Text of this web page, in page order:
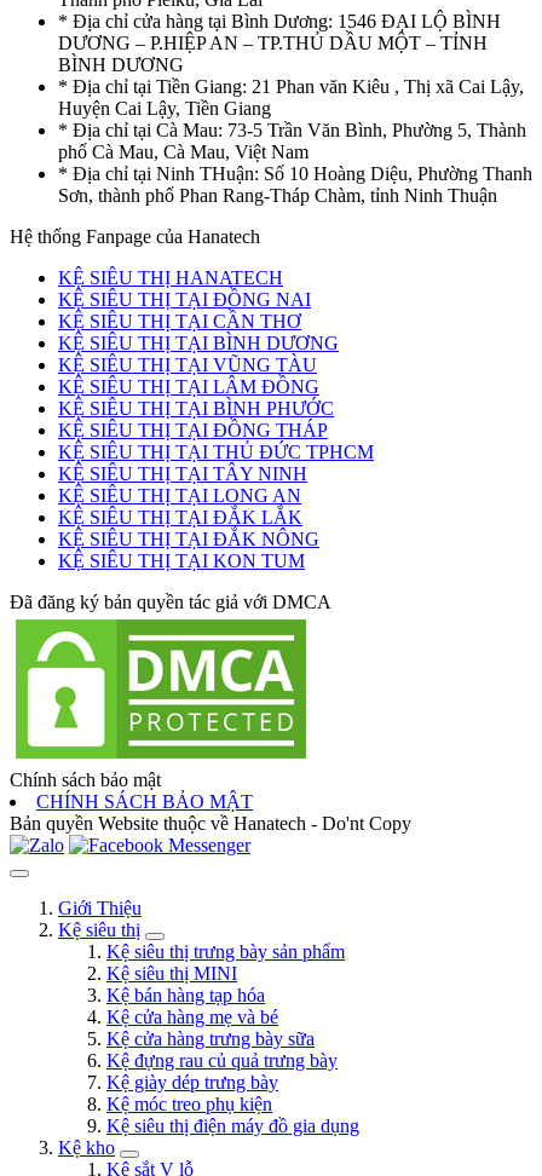
* Địa chỉ cửa hàng tại Bình Dương: 1546 ĐẠI LỘ BÌNH
DƯƠNG – P.HIỆP AN – TP.THỦ DẦU MỘT – TỈNH
BÌNH DƯƠNG
* Địa chỉ tại Tiền Giang: 21 Phan văn Kiêu , Thị xã Cai Lậy,
Huyện Cai Lậy, Tiền Giang
* Địa chỉ tại Cà Mau: 73-5 Trần Văn Bình, Phường 5, Thành
phố Cà Mau, Cà Mau, Việt Nam
* Địa chỉ tại Ninh THuận: Số 10 Hoàng Diệu, Phường Thanh
Sơn, thành phố Phan Rang-Tháp Chàm, tỉnh Ninh Thuận
Hệ thống Fanpage của Hanatech
KỆ SIÊU THỊ HANATECH
KỆ SIÊU THỊ TẠI ĐỒNG NAI
KỆ SIÊU THỊ TẠI CẦN THƠ
KỆ SIÊU THỊ TẠI BÌNH DƯƠNG
KỆ SIÊU THỊ TẠI VŨNG TÀU
KỆ SIÊU THỊ TẠI LÂM ĐỒNG
KỆ SIÊU THỊ TẠI BÌNH PHƯỚC
KỆ SIÊU THỊ TẠI ĐỒNG THÁP
KỆ SIÊU THỊ TẠI THỦ ĐỨC TPHCM
KỆ SIÊU THỊ TẠI TÂY NINH
KỆ SIÊU THỊ TẠI LONG AN
KỆ SIÊU THỊ TẠI ĐẮK LẮK
KỆ SIÊU THỊ TẠI ĐẮK NÔNG
KỆ SIÊU THỊ TẠI KON TUM
Đã đăng ký bản quyền tác giả với DMCA
Chính sách bảo mật
CHÍNH SÁCH BẢO MẬT
Bản quyền Website thuộc về Hanatech - Do'nt Copy
Giới Thiệu
Kệ siêu thị
Kệ siêu thị trưng bày sản phẩm
Kệ siêu thị MINI
Kệ bán hàng tạp hóa
Kệ cửa hàng mẹ và bé
Kệ cửa hàng trưng bày sữa
Kệ đựng rau củ quả trưng bày
Kệ giày dép trưng bày
Kệ móc treo phụ kiện
Kệ siêu thị điện máy đồ gia dụng
Kệ kho
Kệ sắt V lỗ